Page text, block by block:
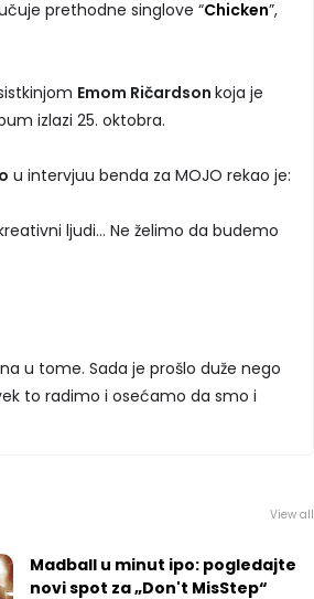
prethodne singlove “Chicken”,
Emom Ričardson koja je
izlazi 25. oktobra.
u intervjuu benda za MOJO rekao je:
ljudi… Ne želimo da budemo
u tome. Sada je prošlo duže nego
to radimo i osećamo da smo i
View all
Madball u minut ipo: pogledajte
novi spot za „Don't MisStep“